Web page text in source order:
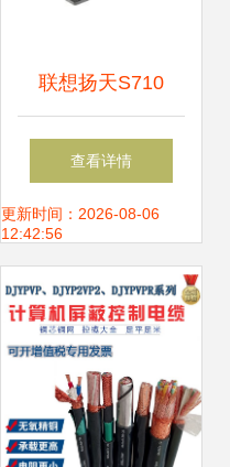
联想扬天S710
2400s一体电脑 商
务办公与图片素材
的完美融合
查看详情
更新时间：2026-08-06
12:42:56